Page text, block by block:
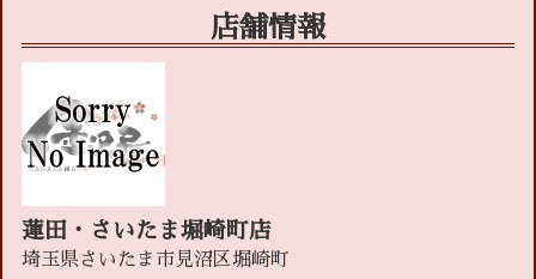
店舗情報
蓮田・さいたま堀崎町店
埼玉県さいたま市見沼区堀崎町